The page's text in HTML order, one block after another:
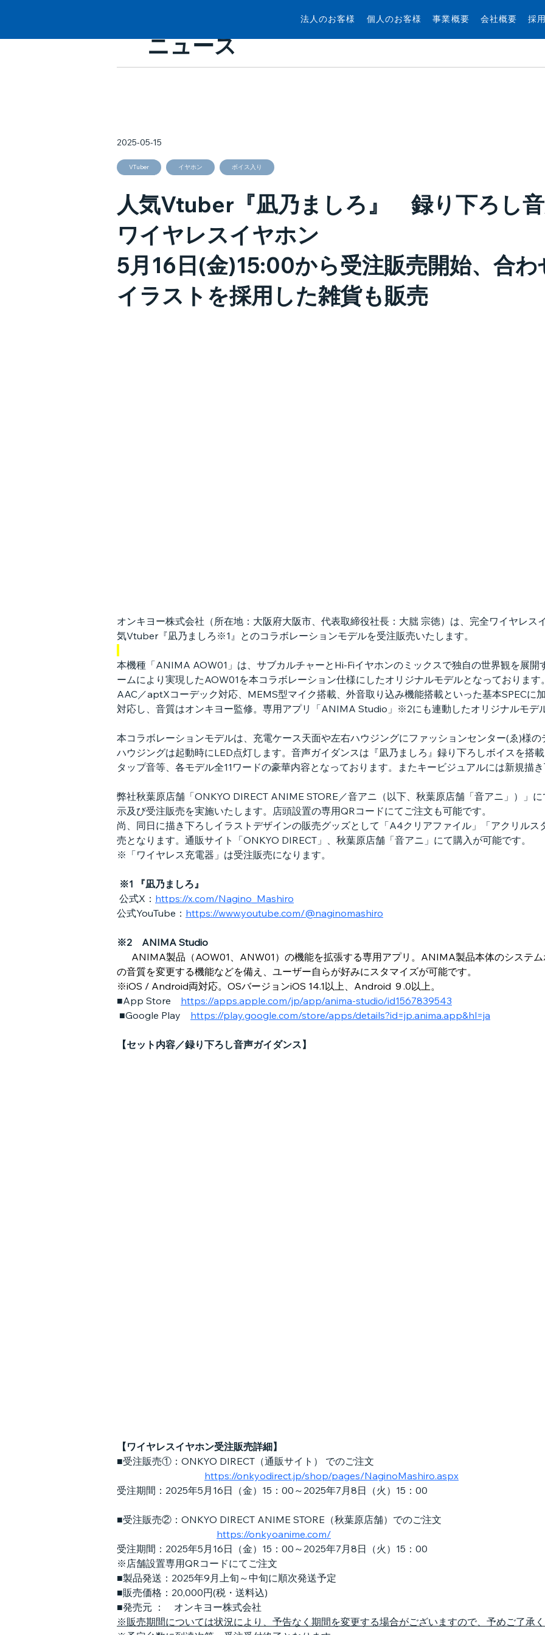
法人のお客様 個人のお客様 事業概要 会社概要 採
ニュース
人気Vtuber『凪乃ましろ』 録り下ろし
ワイヤレスイヤホン
5月16日(金)15:00から受注販売開始、合
イラストを採用した雑貨も販売
VTuber イヤホン ボイス入り
2025-05-15
オンキヨー株式会社（所在地：大阪府大阪市、代表取締役社長：大朏 宗徳）は、完全ワイヤレ
気Vtuber『凪乃ましろ※1』とのコラボレーションモデルを受注販売いたします。
本機種「ANIMA AOW01」は、サブカルチャーとHi-Fiイヤホンのミックスで独自の世界観を展
ームにより実現したAOW01を本コラボレーション仕様にしたオリジナルモデルとなっておりま
AAC／aptXコーデック対応、MEMS型マイク搭載、外音取り込み機能搭載といった基本SPECに
対応し、音質はオンキヨー監修。専用アプリ「ANIMA Studio」※2にも連動したオリジナルモデ
本コラボレーションモデルは、充電ケース天面や左右ハウジングにファッションセンター(ゑ)様
ハウジングは起動時にLED点灯します。音声ガイダンスは『凪乃ましろ』録り下ろしボイスを搭
タップ音等、各モデル全11ワードの豪華内容となっております。またキービジュアルには新規描
弊社秋葉原店舗「ONKYO DIRECT ANIME STORE／音アニ（以下、秋葉原店舗「音アニ」）」
示及び受注販売を実施いたします。店頭設置の専用QRコードにてご注文も可能です。
尚、同日に描き下ろしイラストデザインの販売グッズとして「A4クリアファイル」「アクリルス
売となります。通販サイト「ONKYO DIRECT」、秋葉原店舗「音アニ」にて購入が可能です。
※「ワイヤレス充電器」は受注販売になります。
※1 『凪乃ましろ』
公式X： https://x.com/Nagino_Mashiro
公式YouTube： https://www.youtube.com/@naginomashiro
※2　ANIMA Studio
ANIMA製品（AOW01、ANW01）の機能を拡張する専用アプリ。ANIMA製品本体のシステ
の音質を変更する機能などを備え、ユーザー自らが好みにスタマイズが可能です。
※iOS / Android両対応。OSバージョンiOS 14.1以上、Android ９.0以上。
■App Store https://apps.apple.com/jp/app/anima-studio/id1567839543
■Google Play https://play.google.com/store/apps/details?id=jp.anima.app&hl=ja
【セット内容／録り下ろし音声ガイダンス】
【ワイヤレスイヤホン受注販売詳細】
■受注販売①：ONKYO DIRECT（通販サイト） でのご注文
https://onkyodirect.jp/shop/pages/NaginoMashiro.aspx
受注期間：2025年5月16日（金）15：00～2025年7月8日（火）15：00
■受注販売②：ONKYO DIRECT ANIME STORE（秋葉原店舗）でのご注文
https://onkyoanime.com/
受注期間：2025年5月16日（金）15：00～2025年7月8日（火）15：00
※店舗設置専用QRコードにてご注文
■製品発送：2025年9月上旬～中旬に順次発送予定
■販売価格：20,000円(税・送料込)
■発売元 ：　オンキヨー株式会社
※販売期間については状況により、予告なく期間を変更する場合がございますので、予めご了承